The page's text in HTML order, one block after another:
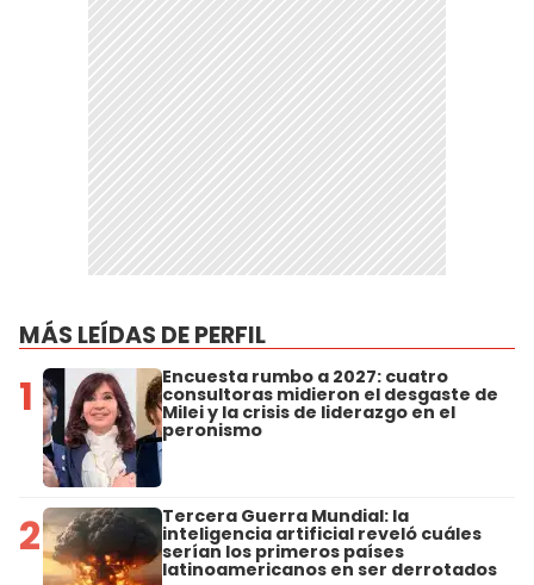
MÁS LEÍDAS DE PERFIL
1 Encuesta rumbo a 2027: cuatro
consultoras midieron el desgaste de
Milei y la crisis de liderazgo en el
peronismo
2 Tercera Guerra Mundial: la
inteligencia artificial reveló cuáles
serían los primeros países
latinoamericanos en ser derrotados